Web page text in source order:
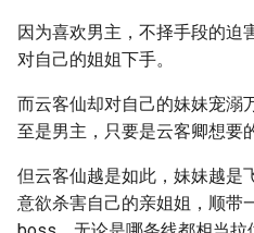
因为喜欢男主，不择手段的迫
对自己的姐姐下手。
而云客仙却对自己的妹妹宠溺
至是男主，只要是云客卿想要
但云客仙越是如此，妹妹越是
意欲杀害自己的亲姐姐，顺带